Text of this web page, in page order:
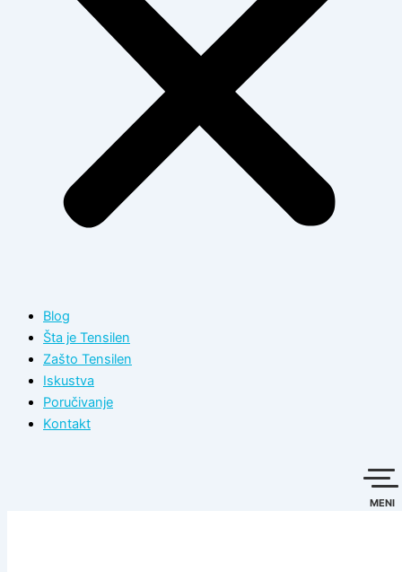
Blog
Šta je Tensilen
Zašto Tensilen
Iskustva
Poručivanje
Kontakt
MENI